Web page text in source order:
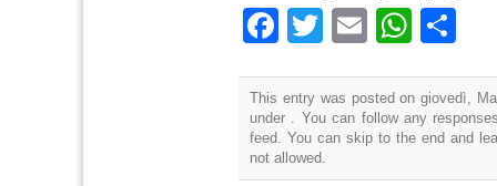
Facebook
TwitterEmail
This entry was posted on giovedì,
under . You can follow any
feed. You can skip to the end and
not allowed.